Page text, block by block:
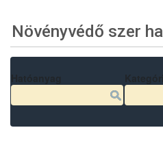
Növényvédő szer